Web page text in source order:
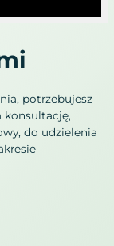
potrzebujesz
konsultację,
do udzielenia